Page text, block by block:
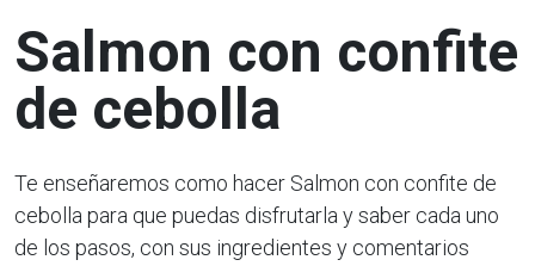
Salmon con confite
de cebolla
Te enseñaremos como hacer Salmon con confite de
cebolla para que puedas disfrutarla y saber cada uno
de los pasos, con sus ingredientes y comentarios